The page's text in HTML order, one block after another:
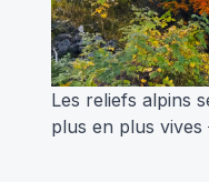
Les reliefs alpins
plus en plus vives